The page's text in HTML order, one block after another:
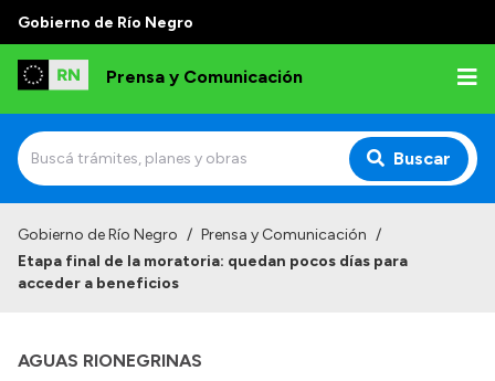
Gobierno de Río Negro
Prensa y Comunicación
Buscar
Institucional
Referentes de prensa
Gobierno de Río Negro / Prensa y Comunicación /
Etapa final de la moratoria: quedan pocos días para
acceder a beneficios
AGUAS RIONEGRINAS